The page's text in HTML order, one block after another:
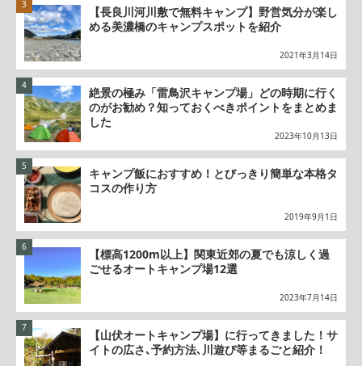
【長良川河川敷で無料キャンプ】野営気分が楽し
める美濃橋のキャンプスポットを紹介
2021年3月14日
絶景の極み「雷鳥沢キャンプ場」どの時期に行く
のがお勧め？知っておくべきポイントをまとめま
した
2023年10月13日
キャンプ飯におすすめ！とびっきり簡単な本格タ
コスの作り方
2019年9月1日
【標高1200m以上】関東近郊の夏でも涼しく過
ごせるオートキャンプ場12選
2023年7月14日
【山伏オートキャンプ場】に行ってきました！サ
イトの広さ､予約方法､川遊び等まるごと紹介！